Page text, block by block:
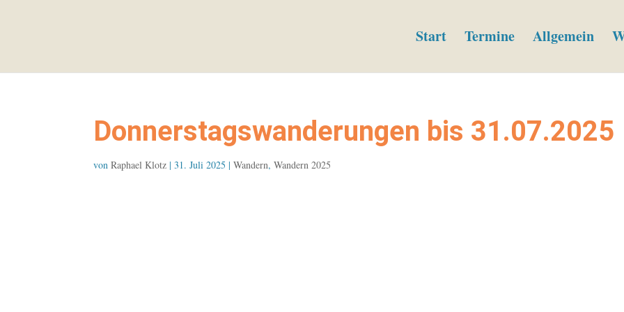
Start Termine Allgemein
Donnerstagswanderungen bis 31.07.2025
vonRaphael Klotz | 31. Juli 2025 |Wandern,Wandern 2025